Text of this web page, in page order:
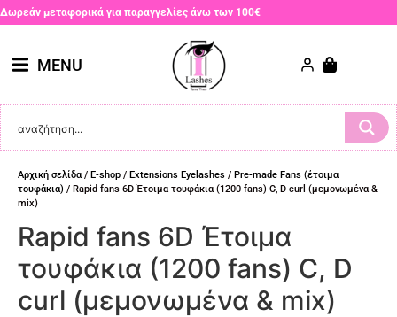
Δωρεάν μεταφορικά για παραγγελίες άνω των 100€
MENU
Αρχική σελίδα / E-shop / Extensions Eyelashes / Pre-made Fans (έτοιμα
τουφάκια) / Rapid fans 6D Έτοιμα τουφάκια (1200 fans) C, D curl (μεμονωμένα &
mix)
Rapid fans 6D Έτοιμα
τουφάκια (1200 fans) C, D
curl (μεμονωμένα & mix)